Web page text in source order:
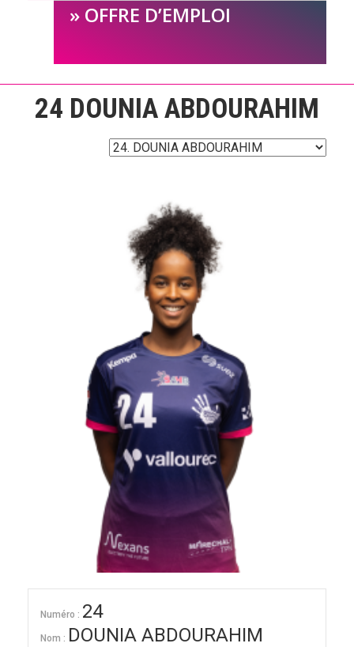
OFFRE D’EMPLOI
24 DOUNIA ABDOURAHIM
Numéro : 24
Nom : DOUNIA ABDOURAHIM